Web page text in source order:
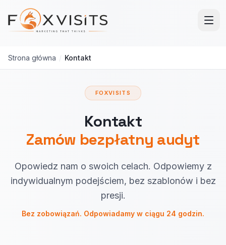
Przejdź do treści głównej
Strona główna / Kontakt
FOXVISITS
Kontakt
Zamów bezpłatny audyt
Opowiedz nam o swoich celach. Odpowiemy z
indywidualnym podejściem, bez szablonów i bez
presji.
Bez zobowiązań. Odpowiadamy w ciągu 24 godzin.